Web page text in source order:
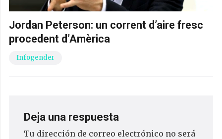
Jordan Peterson: un corrent d’aire fresc
procedent d’Amèrica
Infogender
Deja una respuesta
Tu dirección de correo electrónico no será